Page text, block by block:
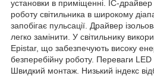
установки в приміщенні. IC-драйвер
роботу світильника в широкому
запобігає пульсації. Драйвер
легко замінити. У світильнику
Epistar, що забезпечують високу
безперебійну роботу. Переваги
Швидкий монтаж. Низький індекс